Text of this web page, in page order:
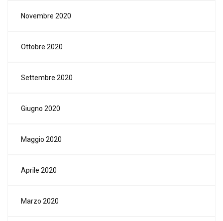
Novembre 2020
Ottobre 2020
Settembre 2020
Giugno 2020
Maggio 2020
Aprile 2020
Marzo 2020